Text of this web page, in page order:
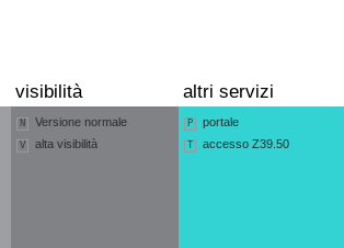
visibilità altri servizi
N Versione normale
V alta visibilità
P portale
T accesso Z39.50